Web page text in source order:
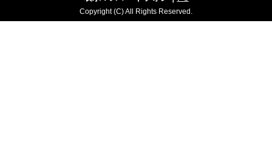
Copyright (C) All Rights Reserved.